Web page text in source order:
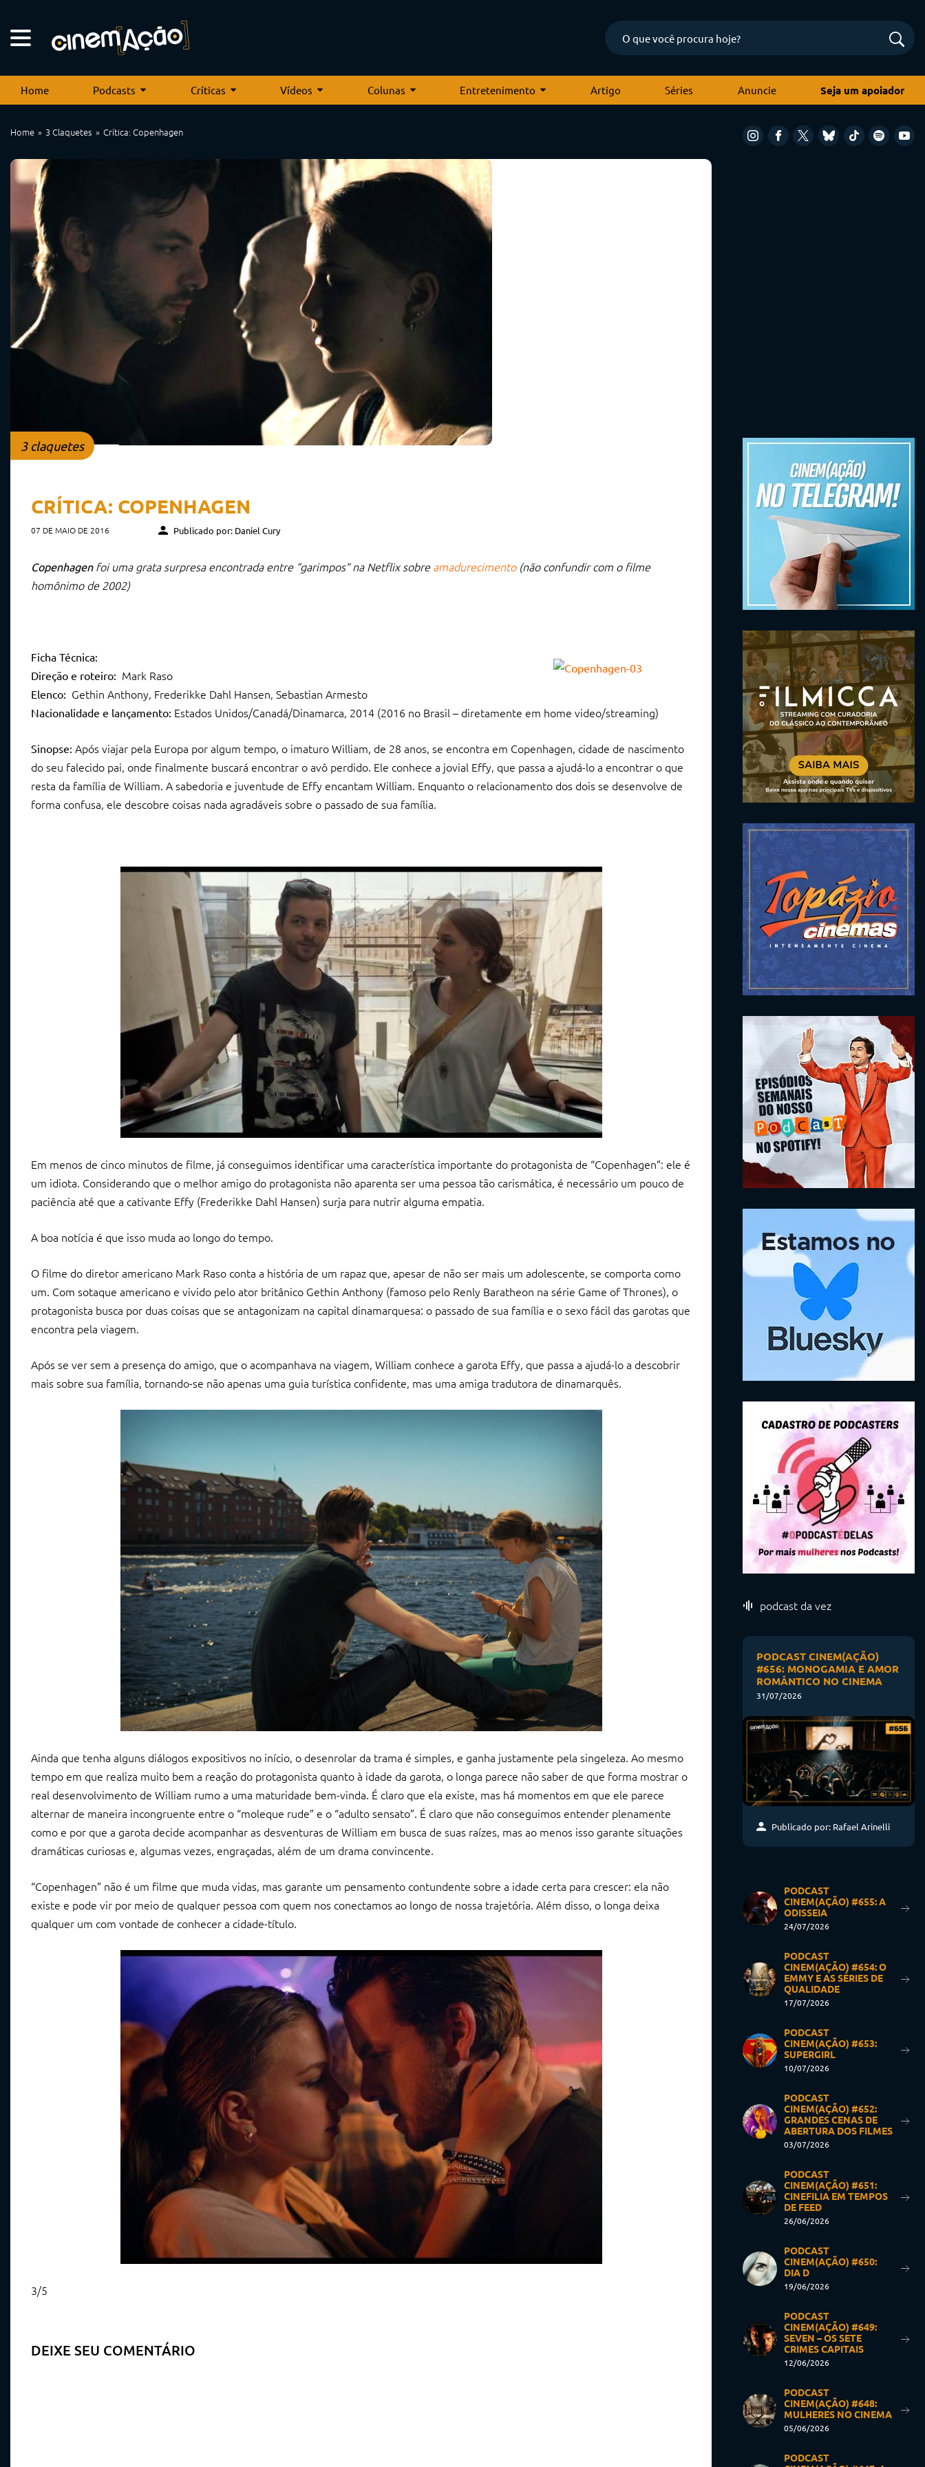
Home Podcasts Críticas Vídeos Colunas Entretenimento Artigo Séries Anuncie Seja um apoiador
Home 3 Claquetes Crítica: Copenhagen
3 claquetes
CRÍTICA: COPENHAGEN
07 DE MAIO DE 2016 Publicado por: Daniel Cury
Copenhagenfoi uma grata surpresa encontrada entre “garimpos” na Netflix sobreamadurecimento(não confundir com o filme
homônimo de 2002)
Ficha Técnica:
Direção e roteiro: Mark Raso
Elenco: Gethin Anthony, Frederikke Dahl Hansen, Sebastian Armesto
Nacionalidade e lançamento: Estados Unidos/Canadá/Dinamarca, 2014 (2016 no Brasil – diretamente em home video/streaming)
Sinopse: Após viajar pela Europa por algum tempo, o imaturo William, de 28 anos, se encontra em Copenhagen, cidade de nascimento
do seu falecido pai, onde finalmente buscará encontrar o avô perdido. Ele conhece a jovial Effy, que passa a ajudá-lo a encontrar o que
resta da família de William. A sabedoria e juventude de Effy encantam William. Enquanto o relacionamento dos dois se desenvolve de
forma confusa, ele descobre coisas nada agradáveis sobre o passado de sua família.
Em menos de cinco minutos de filme, já conseguimos identificar uma característica importante do protagonista de “Copenhagen”: ele é
um idiota. Considerando que o melhor amigo do protagonista não aparenta ser uma pessoa tão carismática, é necessário um pouco de
paciência até que a cativante Effy (Frederikke Dahl Hansen) surja para nutrir alguma empatia.
A boa notícia é que isso muda ao longo do tempo.
O filme do diretor americano Mark Raso conta a história de um rapaz que, apesar de não ser mais um adolescente, se comporta como
um. Com sotaque americano e vivido pelo ator britânico Gethin Anthony (famoso pelo Renly Baratheon na série Game of Thrones), o
protagonista busca por duas coisas que se antagonizam na capital dinamarquesa: o passado de sua família e o sexo fácil das garotas que
encontra pela viagem.
Após se ver sem a presença do amigo, que o acompanhava na viagem, William conhece a garota Effy, que passa a ajudá-lo a descobrir
mais sobre sua família, tornando-se não apenas uma guia turística confidente, mas uma amiga tradutora de dinamarquês.
Ainda que tenha alguns diálogos expositivos no início, o desenrolar da trama é simples, e ganha justamente pela singeleza. Ao mesmo
tempo em que realiza muito bem a reação do protagonista quanto à idade da garota, o longa parece não saber de que forma mostrar o
real desenvolvimento de William rumo a uma maturidade bem-vinda. É claro que ela existe, mas há momentos em que ele parece
alternar de maneira incongruente entre o “moleque rude” e o “adulto sensato”. É claro que não conseguimos entender plenamente
como e por que a garota decide acompanhar as desventuras de William em busca de suas raízes, mas ao menos isso garante situações
dramáticas curiosas e, algumas vezes, engraçadas, além de um drama convincente.
“Copenhagen” não é um filme que muda vidas, mas garante um pensamento contundente sobre a idade certa para crescer: ela não
existe e pode vir por meio de qualquer pessoa com quem nos conectamos ao longo de nossa trajetória. Além disso, o longa deixa
qualquer um com vontade de conhecer a cidade-título.
3/5
DEIXE SEU COMENTÁRIO
podcast da vez
PODCAST CINEM(AÇÃO)
#656: MONOGAMIA E AMOR
ROMÂNTICO NO CINEMA
31/07/2026
Publicado por: Rafael Arinelli
PODCAST
CINEM(AÇÃO) #655: A
ODISSEIA
24/07/2026
PODCAST
CINEM(AÇÃO) #654: O
EMMY E AS SÉRIES DE
QUALIDADE
17/07/2026
PODCAST
CINEM(AÇÃO) #653:
SUPERGIRL
10/07/2026
PODCAST
CINEM(AÇÃO) #652:
GRANDES CENAS DE
ABERTURA DOS FILMES
03/07/2026
PODCAST
CINEM(AÇÃO) #651:
CINEFILIA EM TEMPOS
DE FEED
26/06/2026
PODCAST
CINEM(AÇÃO) #650:
DIA D
19/06/2026
PODCAST
CINEM(AÇÃO) #649:
SEVEN – OS SETE
CRIMES CAPITAIS
12/06/2026
PODCAST
CINEM(AÇÃO) #648:
MULHERES NO CINEMA
05/06/2026
PODCAST